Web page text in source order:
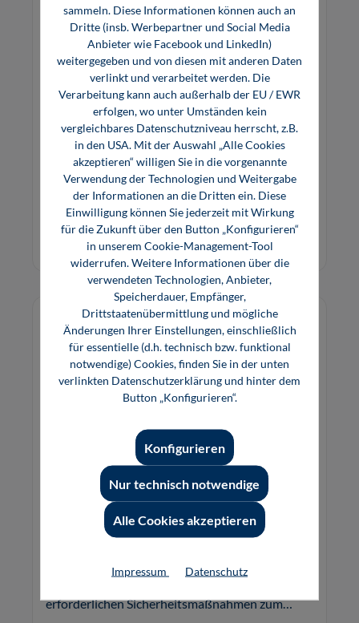
Beleuchtungstechnik (Software)
Das multimediale Lernprogramm vermittelt die
physikalischen Grundlagen des Lichts,
Lichterzeugung und die Planung von
Beleuchtungsanlagen.
22,00 €*
Online, Download
IT-Sicherheit (Software)
Das multimediale Lernprogramm vermittelt die
erforderlichen Sicherheitsmaßnahmen zum
sammeln. Diese Informationen können auch an
Dritte (insb. Werbepartner und Social Media
Anbieter wie Facebook und LinkedIn)
weitergegeben und von diesen mit anderen Daten
verlinkt und verarbeitet werden. Die
Verarbeitung kann auch außerhalb der EU / EWR
erfolgen, wo unter Umständen kein
vergleichbares Datenschutzniveau herrscht, z.B.
in den USA. Mit der Auswahl „Alle Cookies
akzeptieren“ willigen Sie in die vorgenannte
Verwendung der Technologien und Weitergabe
der Informationen an die Dritten ein. Diese
Einwilligung können Sie jederzeit mit Wirkung
für die Zukunft über den Button „Konfigurieren“
in unserem Cookie-Management-Tool
widerrufen. Weitere Informationen über die
verwendeten Technologien, Anbieter,
Speicherdauer, Empfänger,
Drittstaatenübermittlung und mögliche
Änderungen Ihrer Einstellungen, einschließlich
für essentielle (d.h. technisch bzw. funktional
notwendige) Cookies, finden Sie in der unten
verlinkten Datenschutzerklärung und hinter dem
Button „Konfigurieren“.
Nur technisch notwendige
Konfigurieren
Alle Cookies akzeptieren
Impressum Datenschutz